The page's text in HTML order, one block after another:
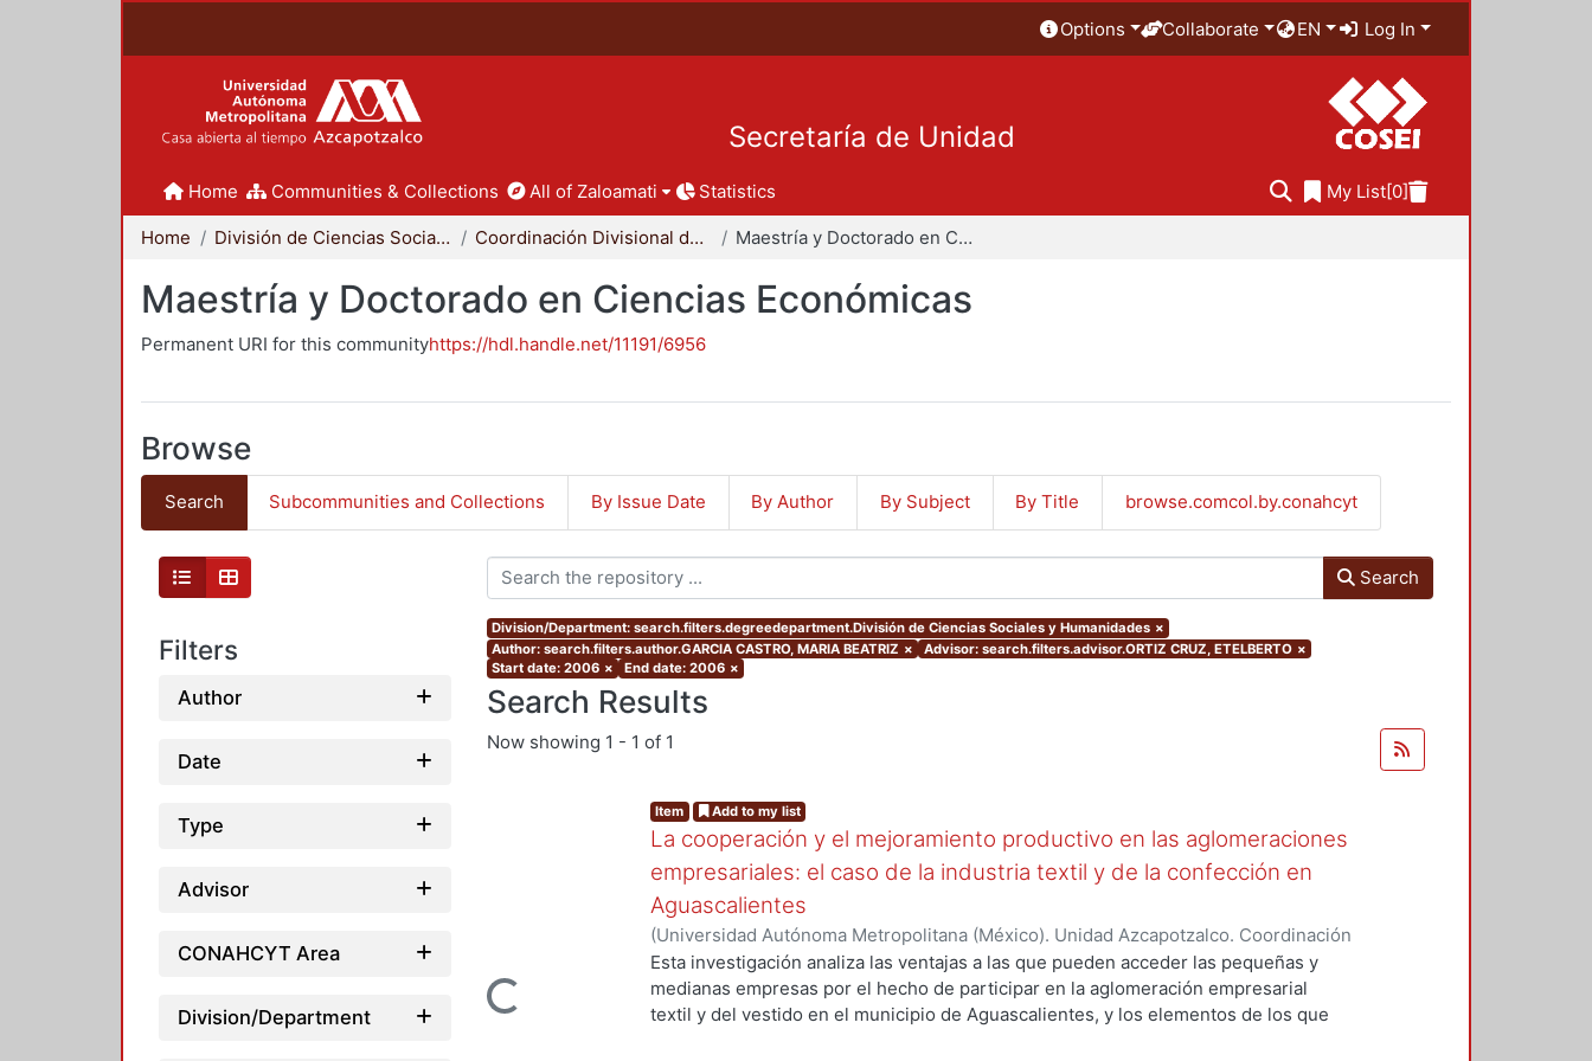
Options Collaborate EN Log In
Secretaría de Unidad
Home Communities & Collections All of Zaloamati Statistics My List[0]
Home División de Ciencias Sociales y Humanidades Coordinación Divisional de Posgrado Maestría y Doctorado en Ciencias Económicas
Maestría y Doctorado en Ciencias Económicas
Permanent URI for this communityhttps://hdl.handle.net/11191/6956
Browse
Search Subcommunities and Collections By Issue Date By Author By Subject By Title browse.comcol.by.conahcyt
Filters
Author
Date
Type
Advisor
CONAHCYT Area
Division/Department
Search
Division/Department: search.filters.degreedepartment.División de Ciencias Sociales y Humanidades ×
Author: search.filters.author.GARCIA CASTRO, MARIA BEATRIZ × Advisor: search.filters.advisor.ORTIZ CRUZ, ETELBERTO ×
Start date: 2006 × End date: 2006 ×
Search Results
Now showing 1 - 1 of 1
Loading...
Item Add to my list
La cooperación y el mejoramiento productivo en las aglomeraciones
empresariales: el caso de la industria textil y de la confección en
Aguascalientes
(Universidad Autónoma Metropolitana (México). Unidad Azcapotzalco. Coordinación
de Servicios de Información.,2006-03 ) GARCIA CASTRO, MARIA BEATRIZ
Esta investigación analiza las ventajas a las que pueden acceder las pequeñas y
medianas empresas por el hecho de participar en la aglomeración empresarial
textil y del vestido en el municipio de Aguascalientes, y los elementos de los que